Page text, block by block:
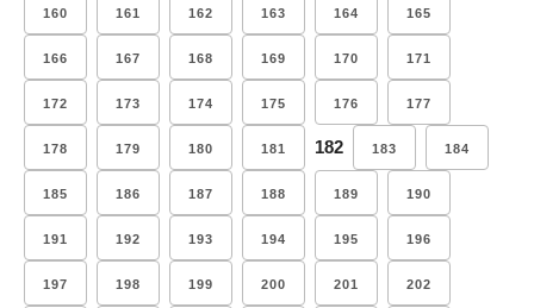
160 161 162 163 164 165
166 167 168 169 170 171
172 173 174 175 176 177
178 179 180 181 182 183 184
185 186 187 188 189 190
191 192 193 194 195 196
197 198 199 200 201 202